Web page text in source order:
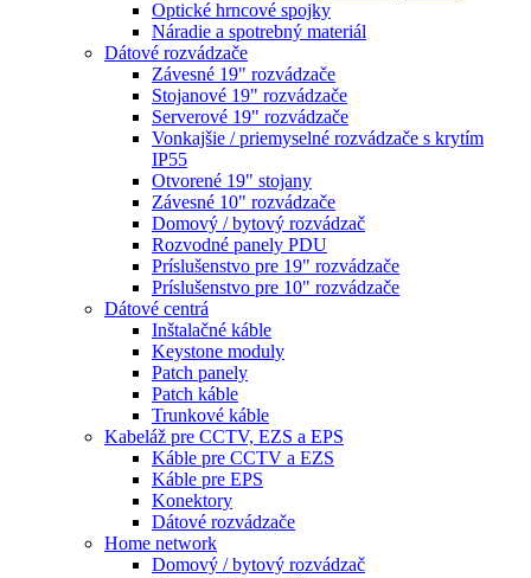
Optické hrncové spojky
Náradie a spotrebný materiál
Dátové rozvádzače
Závesné 19" rozvádzače
Stojanové 19" rozvádzače
Serverové 19" rozvádzače
Vonkajšie / priemyselné rozvádzače s krytím
IP55
Otvorené 19" stojany
Závesné 10" rozvádzače
Domový / bytový rozvádzač
Rozvodné panely PDU
Príslušenstvo pre 19" rozvádzače
Príslušenstvo pre 10" rozvádzače
Dátové centrá
Inštalačné káble
Keystone moduly
Patch panely
Patch káble
Trunkové káble
Kabeláž pre CCTV, EZS a EPS
Káble pre CCTV a EZS
Káble pre EPS
Konektory
Dátové rozvádzače
Home network
Domový / bytový rozvádzač